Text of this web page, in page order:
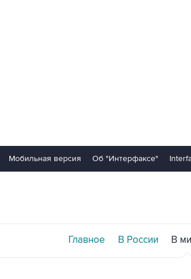
Мобильная версия Об "Интерфаксе"
Главное В России В